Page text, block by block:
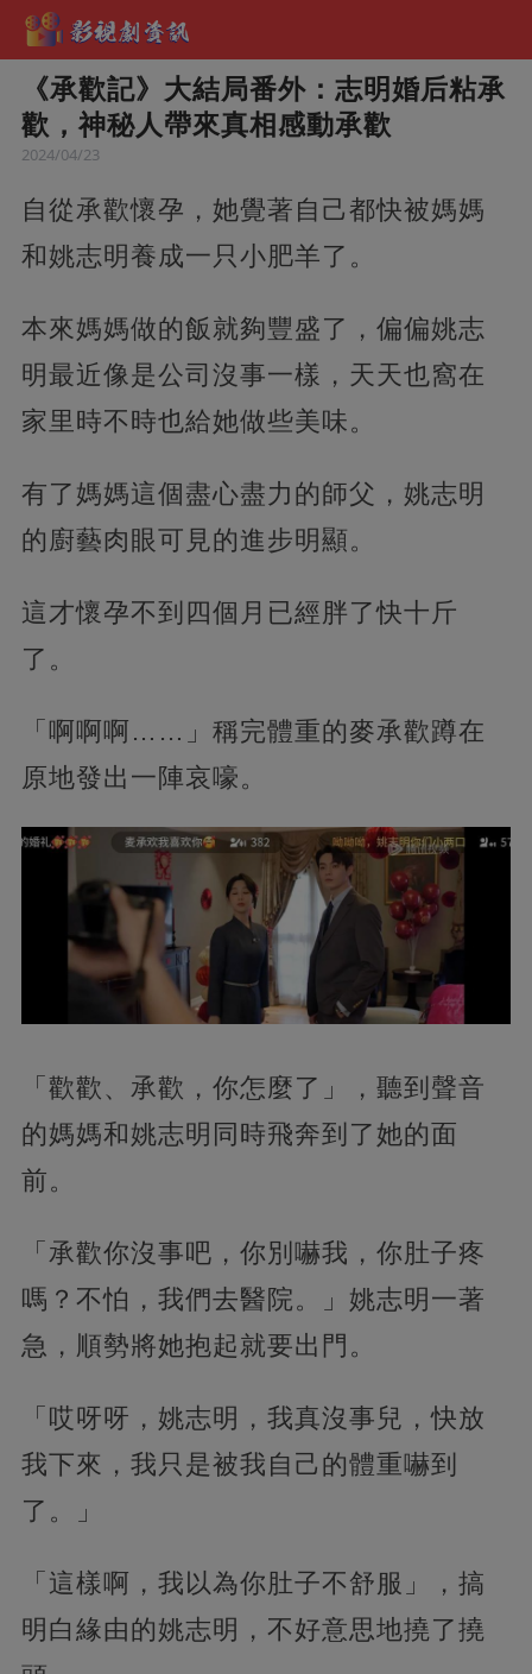
《承歡記》大結局番外：志明婚后粘承
歡，神秘人帶來真相感動承歡
2024/04/23
自從承歡懷孕，她覺著自己都快被媽媽
和姚志明養成一只小肥羊了。
本來媽媽做的飯就夠豐盛了，偏偏姚志
明最近像是公司沒事一樣，天天也窩在
家里時不時也給她做些美味。
有了媽媽這個盡心盡力的師父，姚志明
的廚藝肉眼可見的進步明顯。
這才懷孕不到四個月已經胖了快十斤
了。
「啊啊啊……」稱完體重的麥承歡蹲在
原地發出一陣哀嚎。
「歡歡、承歡，你怎麼了」，聽到聲音
的媽媽和姚志明同時飛奔到了她的面
前。
「承歡你沒事吧，你別嚇我，你肚子疼
嗎？不怕，我們去醫院。」姚志明一著
急，順勢將她抱起就要出門。
「哎呀呀，姚志明，我真沒事兒，快放
我下來，我只是被我自己的體重嚇到
了。」
「這樣啊，我以為你肚子不舒服」，搞
明白緣由的姚志明，不好意思地撓了撓